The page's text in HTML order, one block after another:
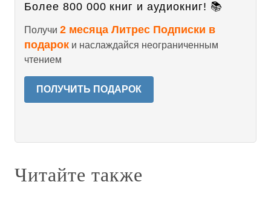
Более 800 000 книг и аудиокниг! 📚
Получи 2 месяца Литрес Подписки в
подарок и наслаждайся неограниченным
чтением
ПОЛУЧИТЬ ПОДАРОК
Читайте также